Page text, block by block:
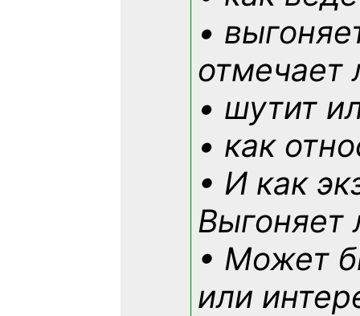
•
отмечает
• шутит
• как
• И как
Выгоняет
• Может
или